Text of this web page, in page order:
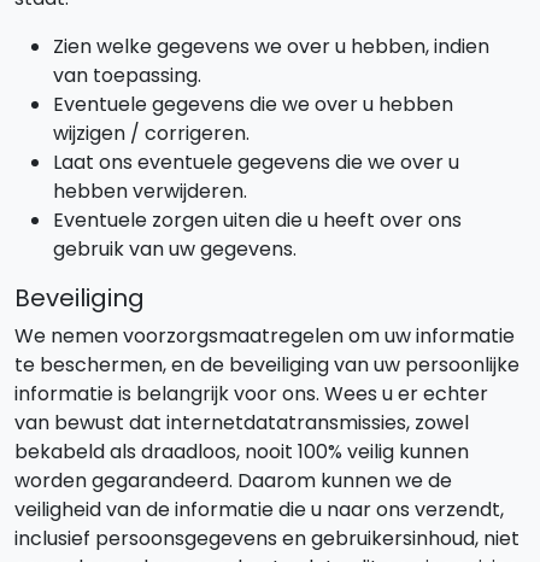
Zien welke gegevens we over u hebben, indien
van toepassing.
Eventuele gegevens die we over u hebben
wijzigen / corrigeren.
Laat ons eventuele gegevens die we over u
hebben verwijderen.
Eventuele zorgen uiten die u heeft over ons
gebruik van uw gegevens.
Beveiliging
We nemen voorzorgsmaatregelen om uw informatie
te beschermen, en de beveiliging van uw persoonlijke
informatie is belangrijk voor ons. Wees u er echter
van bewust dat internetdatatransmissies, zowel
bekabeld als draadloos, nooit 100% veilig kunnen
worden gegarandeerd. Daarom kunnen we de
veiligheid van de informatie die u naar ons verzendt,
inclusief persoonsgegevens en gebruikersinhoud, niet